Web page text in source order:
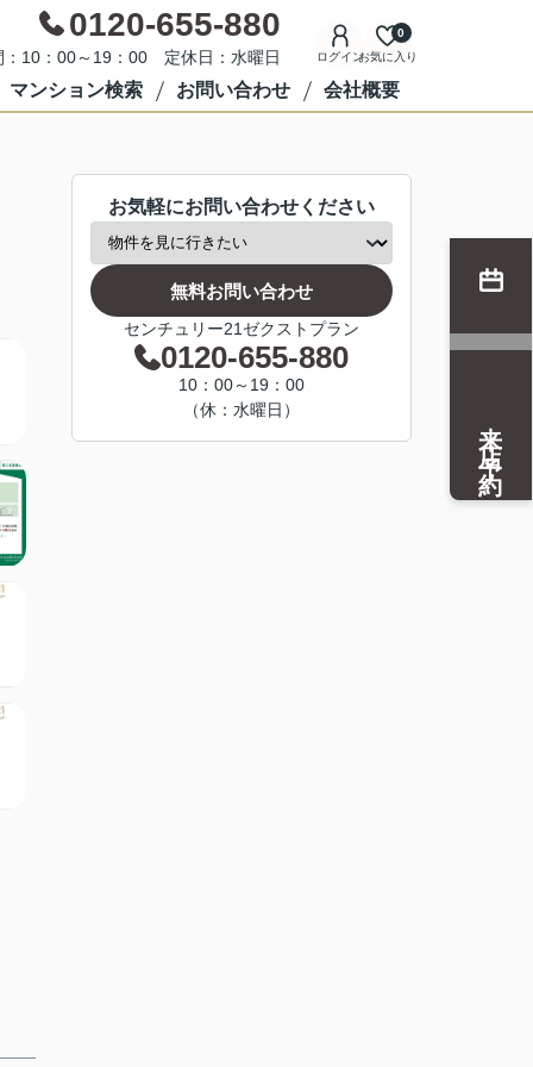
0120-655-880
：10：00～19：00 定休日：水曜日 ログインお気に入り
0
マンション検索 お問い合わせ 会社概要
お気軽にお問い合わせください
無料お問い合わせ
センチュリー21ゼクストプラン
0120-655-880
10：00～19：00
（休：水曜日）
来店予約